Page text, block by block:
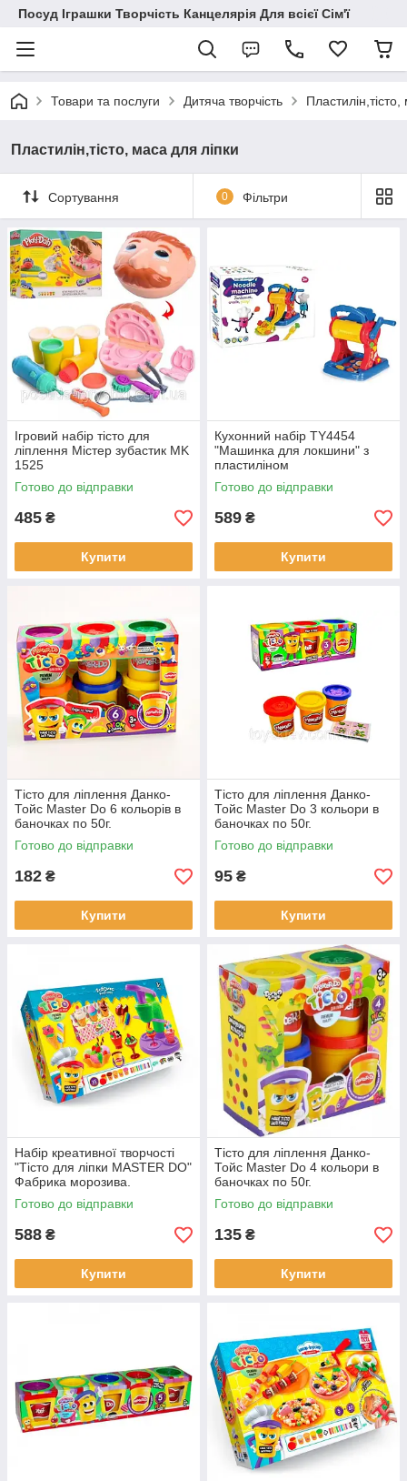
Посуд Іграшки Творчість Канцелярія Для всієї Сім'ї
Товари та послуги Дитяча творчість
Пластилін,тісто, маса для ліпки
Сортування 0 Фільтри
Ігровий набір тісто для
ліплення Містер зубастик MK
1525
Готово до відправки
485 ₴
Купити
Кухонний набір TY4454
"Машинка для локшини" з
пластиліном
Готово до відправки
589 ₴
Купити
Тісто для ліплення Данко-
Тойс Master Do 6 кольорів в
баночках по 50г.
Готово до відправки
182 ₴
Купити
Тісто для ліплення Данко-
Тойс Master Do 3 кольори в
баночках по 50г.
Готово до відправки
95 ₴
Купити
Набір креативної творчості
"Тісто для ліпки MASTER DO"
Фабрика морозива.
Готово до відправки
588 ₴
Купити
Тісто для ліплення Данко-
Тойс Master Do 4 кольори в
баночках по 50г.
Готово до відправки
135 ₴
Купити